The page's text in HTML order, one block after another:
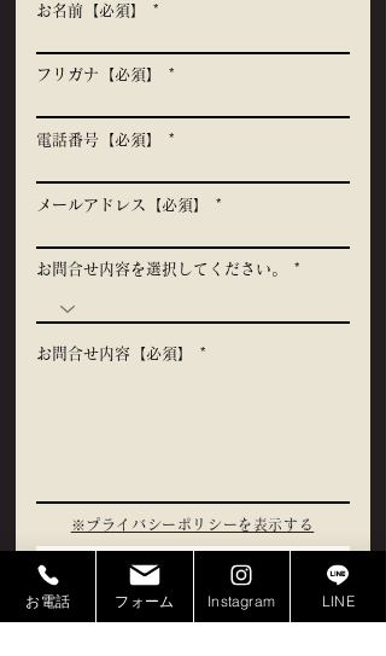
お名前【必須】
フリガナ【必須】
電話番号【必須】
メールアドレス【必須】
お問合せ内容を選択してください。
お問合せ内容【必須】
​※プライバシーポリシーを表示する
お電話 フォーム Instagram LINE